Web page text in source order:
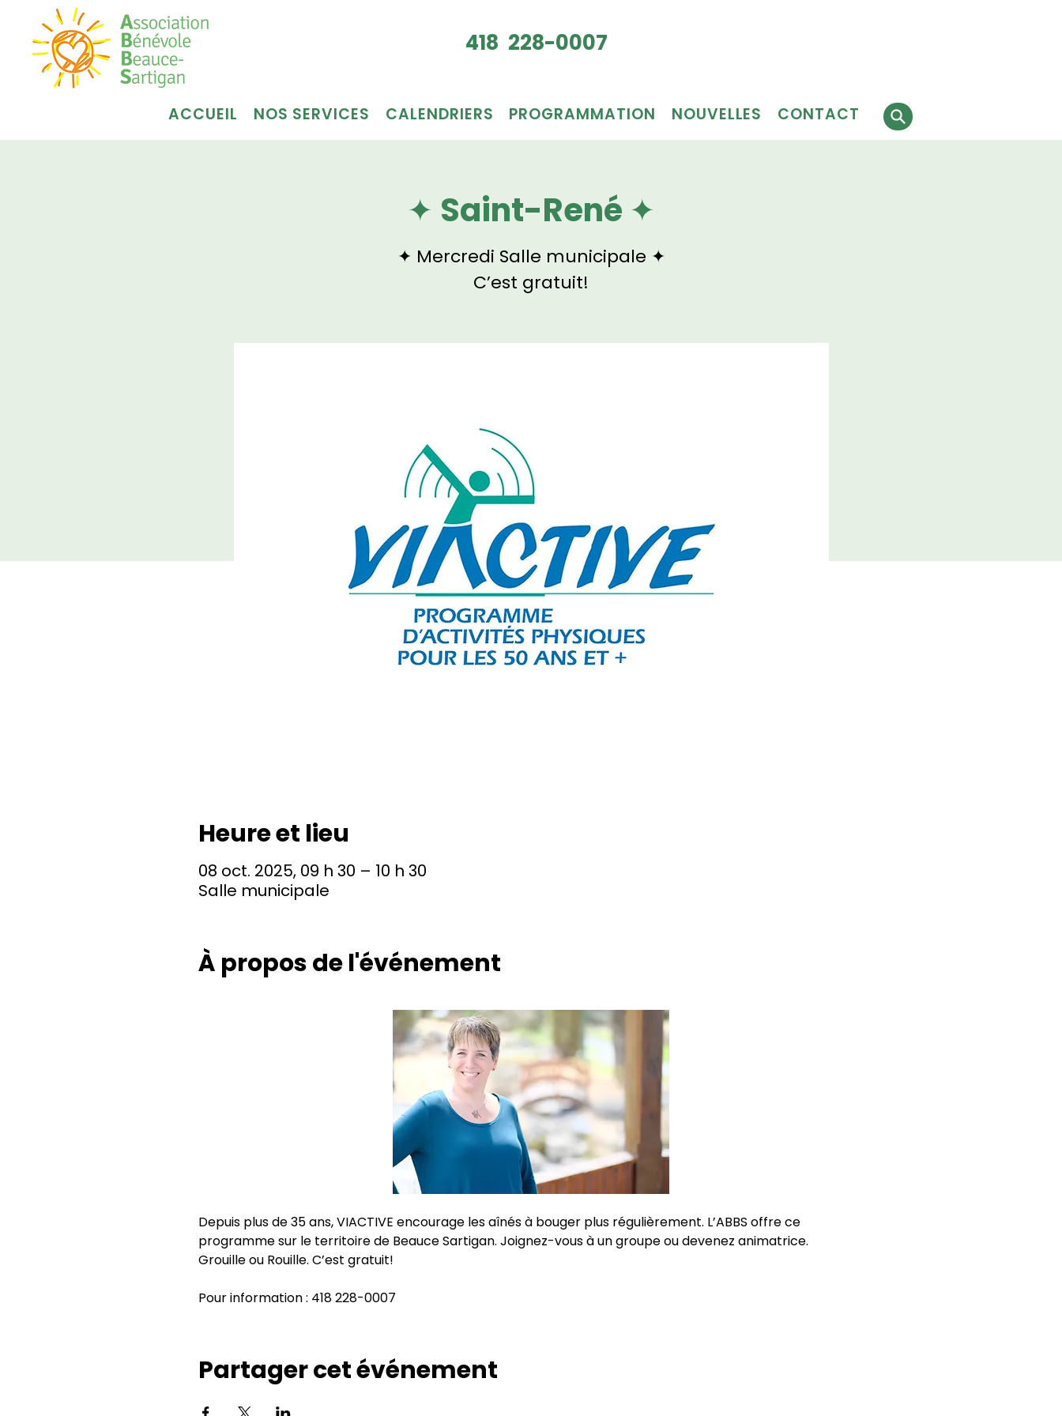
418 228-0007
ACCUEIL NOS SERVICES CALENDRIERS PROGRAMMATION NOUVELLES CONTACT
✦ Saint-René ✦
✦ Mercredi Salle municipale ✦
C’est gratuit!
Heure et lieu
08 oct. 2025, 09 h 30 – 10 h 30
Salle municipale
À propos de l'événement
Depuis plus de 35 ans, VIACTIVE encourage les aînés à bouger plus régulièrement. L’ABBS offre ce
programme sur le territoire de Beauce Sartigan. Joignez-vous à un groupe ou devenez animatrice.
Grouille ou Rouille. C’est gratuit!
Pour information : 418 228-0007
Partager cet événement